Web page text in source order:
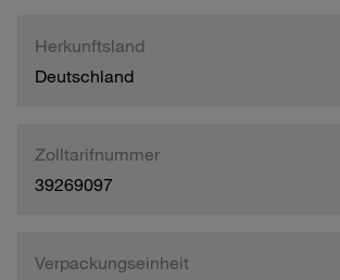
Herkunftsland
Deutschland
Zolltarifnummer
39269097
Verpackungseinheit